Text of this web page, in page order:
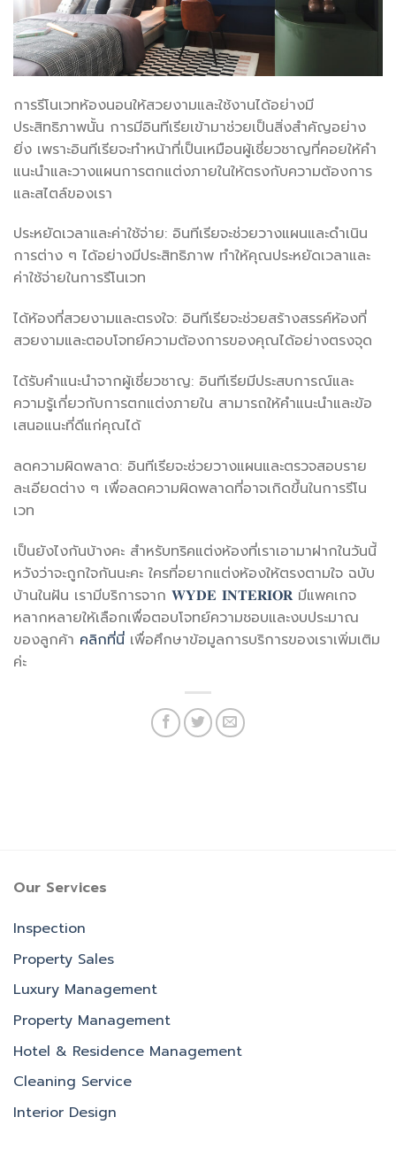
การรีโนเวทห้องนอนให้สวยงามและใช้งานได้อย่างมี
ประสิทธิภาพนั้น การมีอินทีเรียเข้ามาช่วยเป็นสิ่งสำคัญอย่าง
ยิ่ง เพราะอินทีเรียจะทำหน้าที่เป็นเหมือนผู้เชี่ยวชาญที่คอยให้คำ
แนะนำและวางแผนการตกแต่งภายในให้ตรงกับความต้องการ
และสไตล์ของเรา
ประหยัดเวลาและค่าใช้จ่าย: อินทีเรียจะช่วยวางแผนและดำเนิน
การต่าง ๆ ได้อย่างมีประสิทธิภาพ ทำให้คุณประหยัดเวลาและ
ค่าใช้จ่ายในการรีโนเวท
ได้ห้องที่สวยงามและตรงใจ: อินทีเรียจะช่วยสร้างสรรค์ห้องที่
สวยงามและตอบโจทย์ความต้องการของคุณได้อย่างตรงจุด
ได้รับคำแนะนำจากผู้เชี่ยวชาญ: อินทีเรียมีประสบการณ์และ
ความรู้เกี่ยวกับการตกแต่งภายใน สามารถให้คำแนะนำและข้อ
เสนอแนะที่ดีแก่คุณได้
ลดความผิดพลาด: อินทีเรียจะช่วยวางแผนและตรวจสอบราย
ละเอียดต่าง ๆ เพื่อลดความผิดพลาดที่อาจเกิดขึ้นในการรีโน
เวท
เป็นยังไงกันบ้างคะ สำหรับทริคแต่งห้องที่เราเอามาฝากในวันนี้
หวังว่าจะถูกใจกันนะคะ ใครที่อยากแต่งห้องให้ตรงตามใจ ฉบับ
บ้านในฝัน เรามีบริการจาก 𝐖𝐘𝐃𝐄 𝐈𝐍𝐓𝐄𝐑𝐈𝐎𝐑มีแพคเกจ
หลากหลายให้เลือกเพื่อตอบโจทย์ความชอบและงบประมาณ
ของลูกค้า คลิกที่นี่ เพื่อศึกษาข้อมูลการบริการของเราเพิ่มเติม
ค่ะ
Our Services
Inspection
Property Sales
Luxury Management
Property Management
Hotel & Residence Management
Cleaning Service
Interior Design